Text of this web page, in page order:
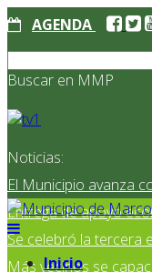
AGENDA
Buscar en MMP
Noticias:
El Municipio avanza
Entrega de apoyo
Se celebró la tercera
Más vecinos se
Inicio